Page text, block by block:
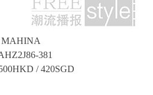
MAHINA
381
/ 420SGD